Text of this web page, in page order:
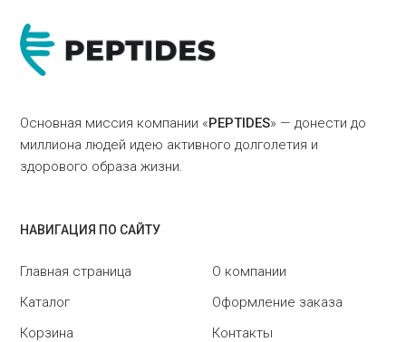
Основная миссия компании «PEPTIDES» — донести до
миллиона людей идею активного долголетия и
здорового образа жизни.
НАВИГАЦИЯ ПО САЙТУ
Главная страница
О компании
Каталог
Оформление заказа
Корзина
Контакты